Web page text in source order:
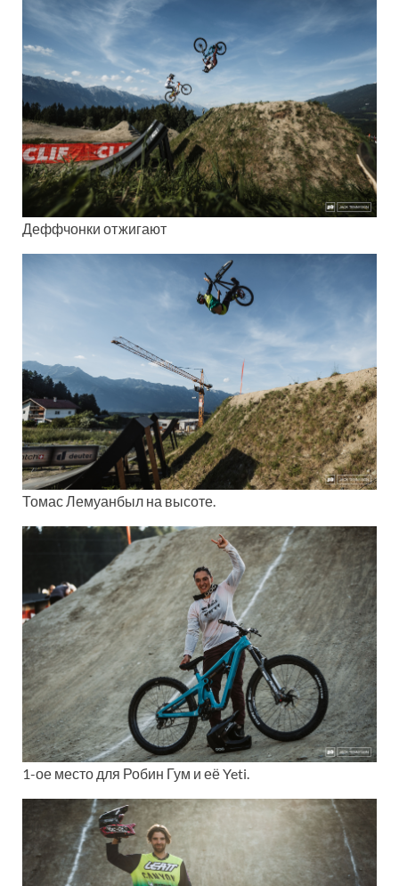
Деффчонки отжигают
Томас Лемуанбыл на высоте.
1-ое место для Робин Гум и её Yeti.